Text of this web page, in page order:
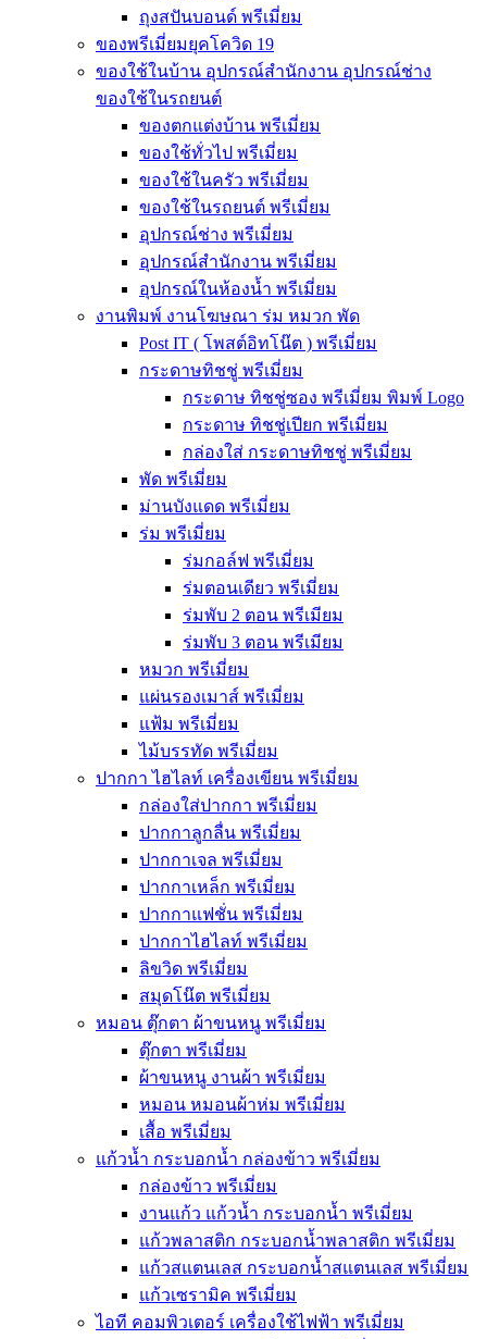
ถุงสปันบอนด์ พรีเมี่ยม
ของพรีเมี่ยมยุคโควิด 19
ของใช้ในบ้าน อุปกรณ์สำนักงาน อุปกรณ์ช่าง
ของใช้ในรถยนต์
ของตกแต่งบ้าน พรีเมี่ยม
ของใช้ทั่วไป พรีเมี่ยม
ของใช้ในครัว พรีเมี่ยม
ของใช้ในรถยนต์ พรีเมี่ยม
อุปกรณ์ช่าง พรีเมี่ยม
อุปกรณ์สำนักงาน พรีเมี่ยม
อุปกรณ์ในห้องน้ำ พรีเมี่ยม
งานพิมพ์ งานโฆษณา ร่ม หมวก พัด
Post IT ( โพสต์อิทโน๊ต ) พรีเมี่ยม
กระดาษทิชชู่ พรีเมี่ยม
กระดาษ ทิชชู่ซอง พรีเมี่ยม พิมพ์ Logo
กระดาษ ทิชชู่เปียก พรีเมี่ยม
กล่องใส่ กระดาษทิชชู่ พรีเมี่ยม
พัด พรีเมี่ยม
ม่านบังแดด พรีเมี่ยม
ร่ม พรีเมี่ยม
ร่มกอล์ฟ พรีเมี่ยม
ร่มตอนเดียว พรีเมี่ยม
ร่มพับ 2 ตอน พรีเมียม
ร่มพับ 3 ตอน พรีเมียม
หมวก พรีเมี่ยม
แผ่นรองเมาส์ พรีเมี่ยม
แฟ้ม พรีเมี่ยม
ไม้บรรทัด พรีเมี่ยม
ปากกา ไฮไลท์ เครื่องเขียน พรีเมี่ยม
กล่องใส่ปากกา พรีเมี่ยม
ปากกาลูกลื่น พรีเมี่ยม
ปากกาเจล พรีเมี่ยม
ปากกาเหล็ก พรีเมี่ยม
ปากกาแฟชั่น พรีเมี่ยม
ปากกาไฮไลท์ พรีเมี่ยม
ลิขวิด พรีเมี่ยม
สมุดโน๊ต พรีเมี่ยม
หมอน ตุ๊กตา ผ้าขนหนู พรีเมี่ยม
ตุ๊กตา พรีเมี่ยม
ผ้าขนหนู งานผ้า พรีเมี่ยม
หมอน หมอนผ้าห่ม พรีเมี่ยม
เสื้อ พรีเมี่ยม
แก้วน้ำ กระบอกน้ำ กล่องข้าว พรีเมี่ยม
กล่องข้าว พรีเมี่ยม
งานแก้ว แก้วน้ำ กระบอกน้ำ พรีเมี่ยม
แก้วพลาสติก กระบอกน้ำพลาสติก พรีเมี่ยม
แก้วสแตนเลส กระบอกน้ำสแตนเลส พรีเมี่ยม
แก้วเซรามิค พรีเมี่ยม
ไอที คอมพิวเตอร์ เครื่องใช้ไฟฟ้า พรีเมี่ยม